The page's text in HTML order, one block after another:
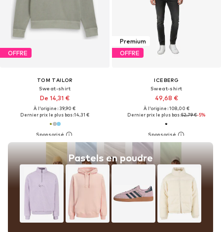
OFFRE
TOM TAILOR
Sweat-shirt
De 14,31 €
À l'origine : 39,90 €
Dernier prix le plus bas :14,31 €
Pastels en poudre
Premium
OFFRE
ICEBERG
Sweat-shirt
49,68 €
À l'origine : 108,00 €
Dernier prix le plus bas :52,79 €-5%